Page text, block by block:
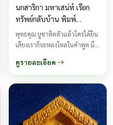
นกสาริกา มหาเสน่ห์ เรียก
ทรัพย์กลับบ้าน พิมพ์
กรรมการ ฝังตะกรุดหัวใจสา
ริกา16 ห้อง ปี 2556
พุทธคุณ บูชาติดตัวแล้วใครได้ยิน
เสียงเราก็จะหลงใหลในคำพูด มี
เป็นเมตตาน่ารักใคร่เชื่อถือในคำ
พูด เป็นเมตตามหาเสน่ห์แม้
กระทั่งท้าวพระยาโกรธเราแบบจะ
ฆ่าจะแกง เห็นหน้าเราหายโกรธ
จนสิ้นโทษถึงตายก็ไม่ตาย จาก
ร้ายกลับกลายเป็นดีเป็น ...
ดูรายละเอียด